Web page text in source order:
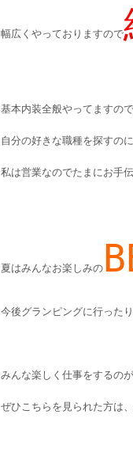
幅広くやっておりますので
基本内装全般やってますので
自分の好きな職種を探すの
私は営業なのでたまにお手
夏はみんなお楽しみの
今後グランピングに行った
みんな楽しく仕事をするの
ぜひこちらを見られた方は